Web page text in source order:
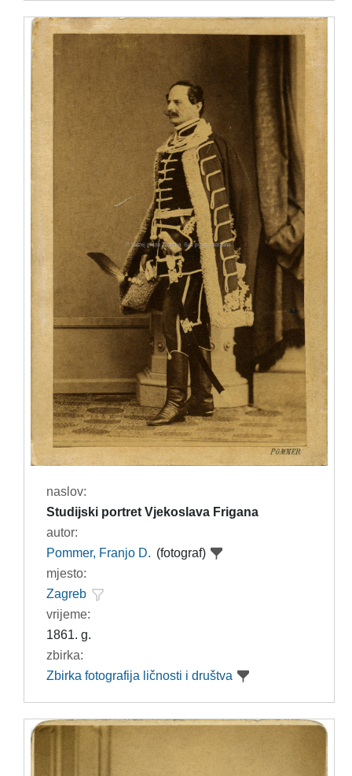
naslov:
Studijski portret Vjekoslava Frigana
autor:
Pommer, Franjo D. (fotograf)
mjesto:
Zagreb
vrijeme:
1861. g.
zbirka:
Zbirka fotografija ličnosti i društva